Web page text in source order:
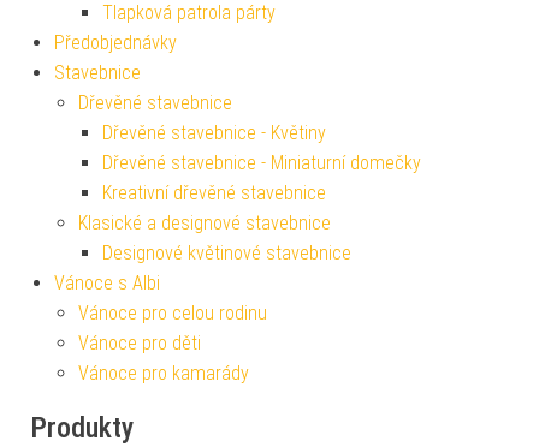
Tlapková patrola párty
Předobjednávky
Stavebnice
Dřevěné stavebnice
Dřevěné stavebnice - Květiny
Dřevěné stavebnice - Miniaturní domečky
Kreativní dřevěné stavebnice
Klasické a designové stavebnice
Designové květinové stavebnice
Vánoce s Albi
Vánoce pro celou rodinu
Vánoce pro děti
Vánoce pro kamarády
Produkty